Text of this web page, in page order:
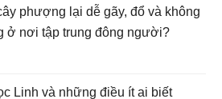
phượng lại dễ gãy, đổ và không
ở nơi tập trung đông người?
Linh và những điều ít ai biết